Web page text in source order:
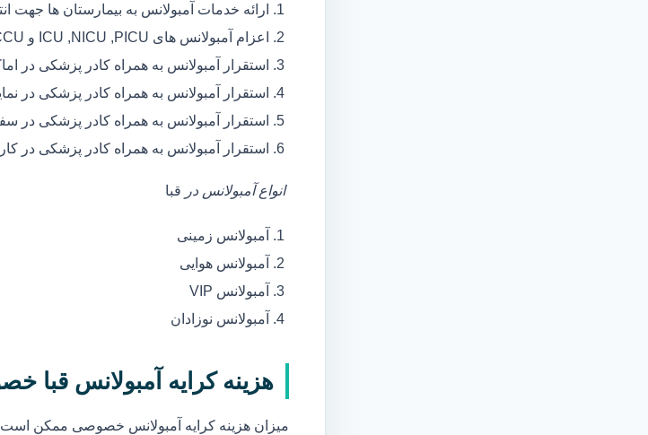
ارائه خدمات آمبولانس به بیمارستان ها
اعزام آمبولانس های ICU ,NICU ,PICU و CCU جهت انتقال بیماران با شرایط خاص
استقرار آمبولانس به همراه کادر پزشکی در
استقرار آمبولانس به همراه کادر پزشکی در
استقرار آمبولانس به همراه کادر پزشکی
استقرار آمبولانس به همراه کادر پزشکی در
انواع آمبولانس در قبا
آمبولانس زمینی
آمبولانس هوایی
آمبولانس VIP
آمبولانس نوزادان
هزینه کرایه آمبولانس
میزان هزینه کرایه آمبولانس خصوصی ممکن است